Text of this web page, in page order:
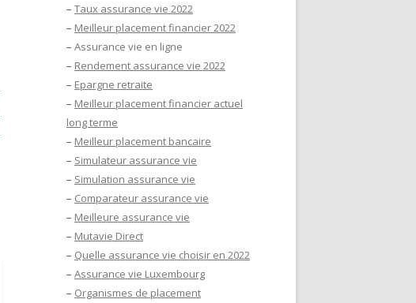
– Taux assurance vie 2022
– Meilleur placement financier 2022
– Assurance vie en ligne
– Rendement assurance vie 2022
– Epargne retraite
– Meilleur placement financier actuel
long terme
– Meilleur placement bancaire
– Simulateur assurance vie
– Simulation assurance vie
– Comparateur assurance vie
– Meilleure assurance vie
– Mutavie Direct
– Quelle assurance vie choisir en 2022
– Assurance vie Luxembourg
– Organismes de placement